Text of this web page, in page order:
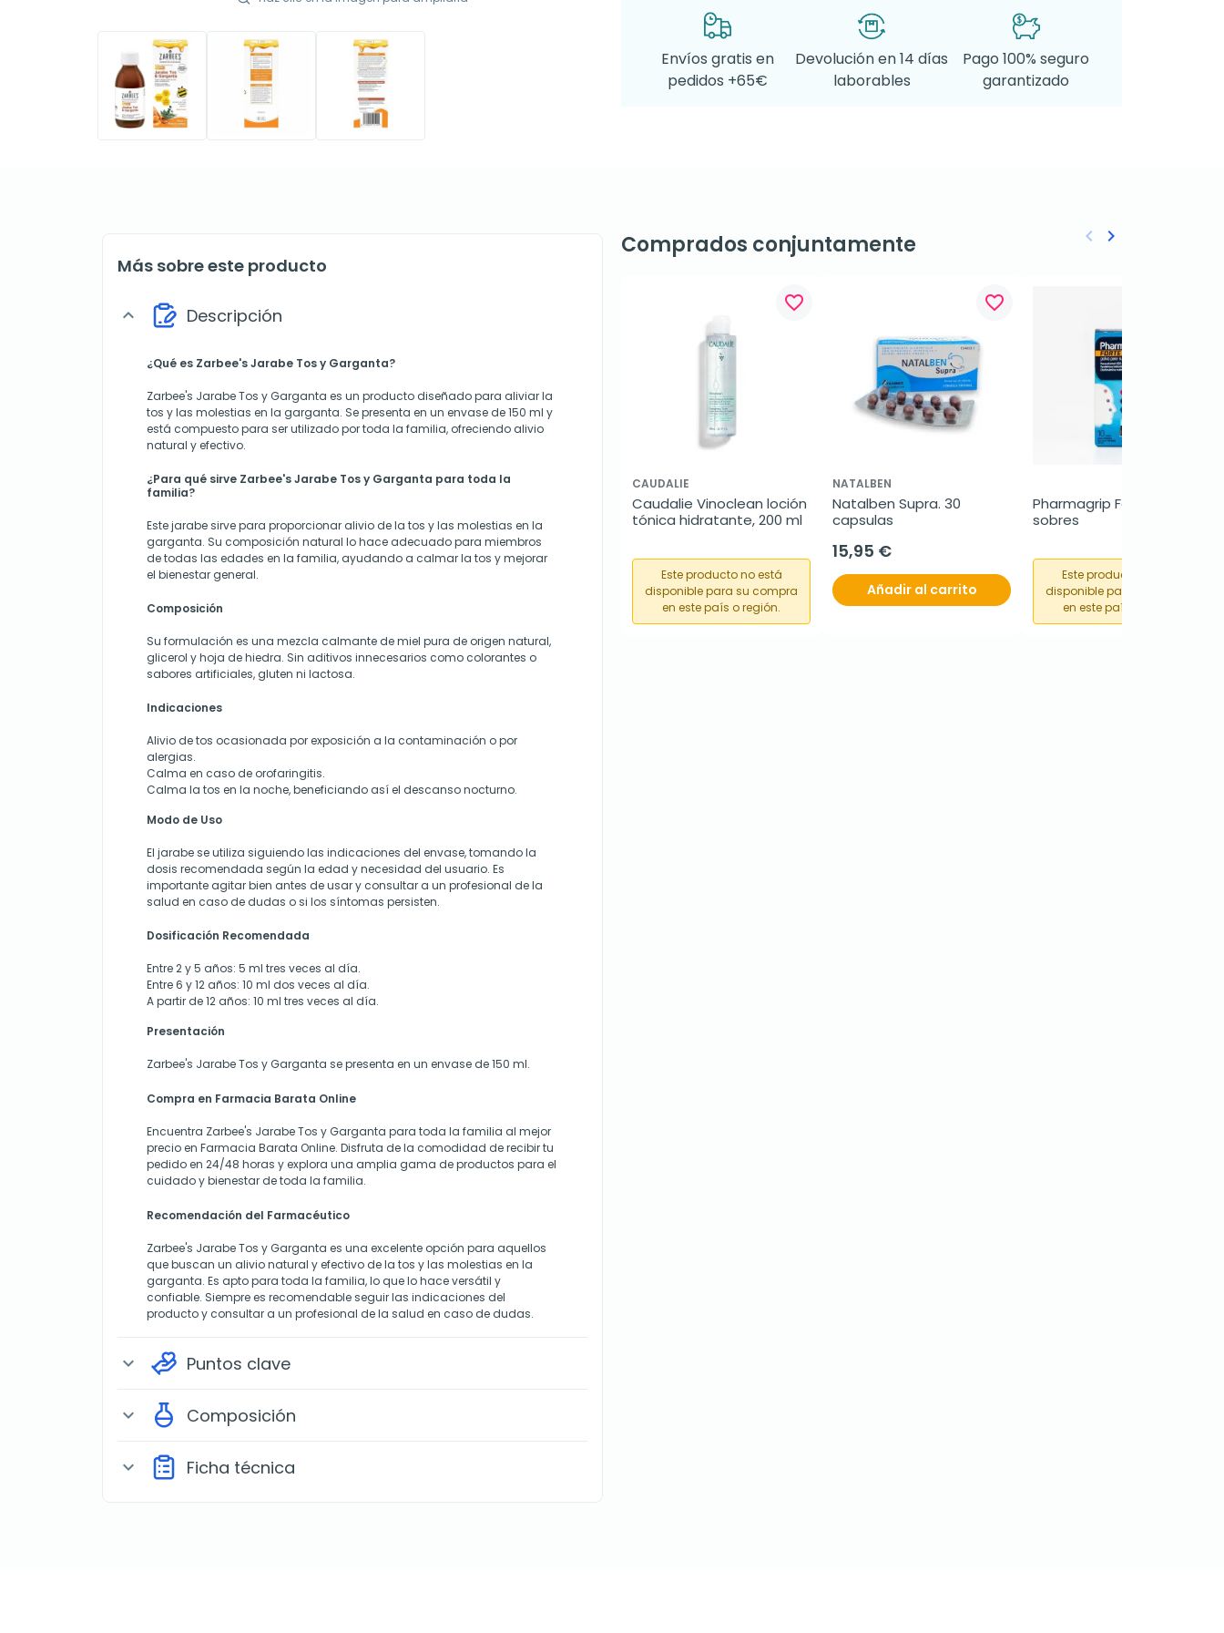
Envíos gratis en
pedidos +65€
Devolución en 14 días
laborables
Pago 100% seguro
garantizado
Más sobre este producto
expand_more Descripción
¿Qué es Zarbee's Jarabe Tos y Garganta?
Zarbee's Jarabe Tos y Garganta es un producto diseñado para aliviar la
tos y las molestias en la garganta. Se presenta en un envase de 150 ml y
está compuesto para ser utilizado por toda la familia, ofreciendo alivio
natural y efectivo.
¿Para qué sirve Zarbee's Jarabe Tos y Garganta para toda la
familia?
Este jarabe sirve para proporcionar alivio de la tos y las molestias en la
garganta. Su composición natural lo hace adecuado para miembros
de todas las edades en la familia, ayudando a calmar la tos y mejorar
el bienestar general.
Composición
Su formulación es una mezcla calmante de miel pura de origen natural,
glicerol y hoja de hiedra. Sin aditivos innecesarios como colorantes o
sabores artificiales, gluten ni lactosa.
Indicaciones
Alivio de tos ocasionada por exposición a la contaminación o por
alergias.
Calma en caso de orofaringitis.
Calma la tos en la noche, beneficiando así el descanso nocturno.
Modo de Uso
El jarabe se utiliza siguiendo las indicaciones del envase, tomando la
dosis recomendada según la edad y necesidad del usuario. Es
importante agitar bien antes de usar y consultar a un profesional de la
salud en caso de dudas o si los síntomas persisten.
Dosificación Recomendada
Entre 2 y 5 años: 5 ml tres veces al día.
Entre 6 y 12 años: 10 ml dos veces al día.
A partir de 12 años: 10 ml tres veces al día.
Presentación
Zarbee's Jarabe Tos y Garganta se presenta en un envase de 150 ml.
Compra en Farmacia Barata Online
Encuentra Zarbee's Jarabe Tos y Garganta para toda la familia al mejor
precio en Farmacia Barata Online. Disfruta de la comodidad de recibir tu
pedido en 24/48 horas y explora una amplia gama de productos para el
cuidado y bienestar de toda la familia.
Recomendación del Farmacéutico
Zarbee's Jarabe Tos y Garganta es una excelente opción para aquellos
que buscan un alivio natural y efectivo de la tos y las molestias en la
garganta. Es apto para toda la familia, lo que lo hace versátil y
confiable. Siempre es recomendable seguir las indicaciones del
producto y consultar a un profesional de la salud en caso de dudas.
expand_more Puntos clave
expand_more Composición
expand_more Ficha técnica
Comprados conjuntamente
favorite_border
CAUDALIE
Caudalie Vinoclean loción
tónica hidratante, 200 ml
Este producto no está
disponible para su compra
en este país o región.
favorite_border
NATALBEN
Natalben Supra. 30
capsulas
15,95 €
Añadir al carrito
Pharmagrip Forte, 10
sobres
Este producto no está
disponible para su compra
en este país o región.
Anterior
keyboard_arrow_left Siguiente
keyboard_arrow_right